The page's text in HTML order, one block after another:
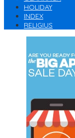
HOLIDAY
INDEX
RELIGIUS